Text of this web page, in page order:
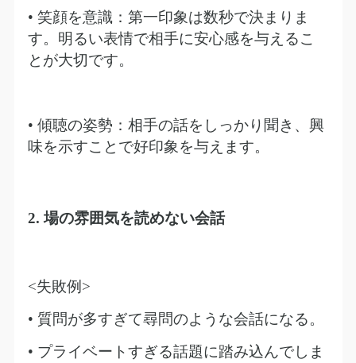
• 笑顔を意識：第一印象は数秒で決まりま
す。明るい表情で相手に安心感を与えるこ
とが大切です。
• 傾聴の姿勢：相手の話をしっかり聞き、興
味を示すことで好印象を与えます。
2.場の雰囲気を読めない会話
<失敗例>
• 質問が多すぎて尋問のような会話になる。
• プライベートすぎる話題に踏み込んでしま